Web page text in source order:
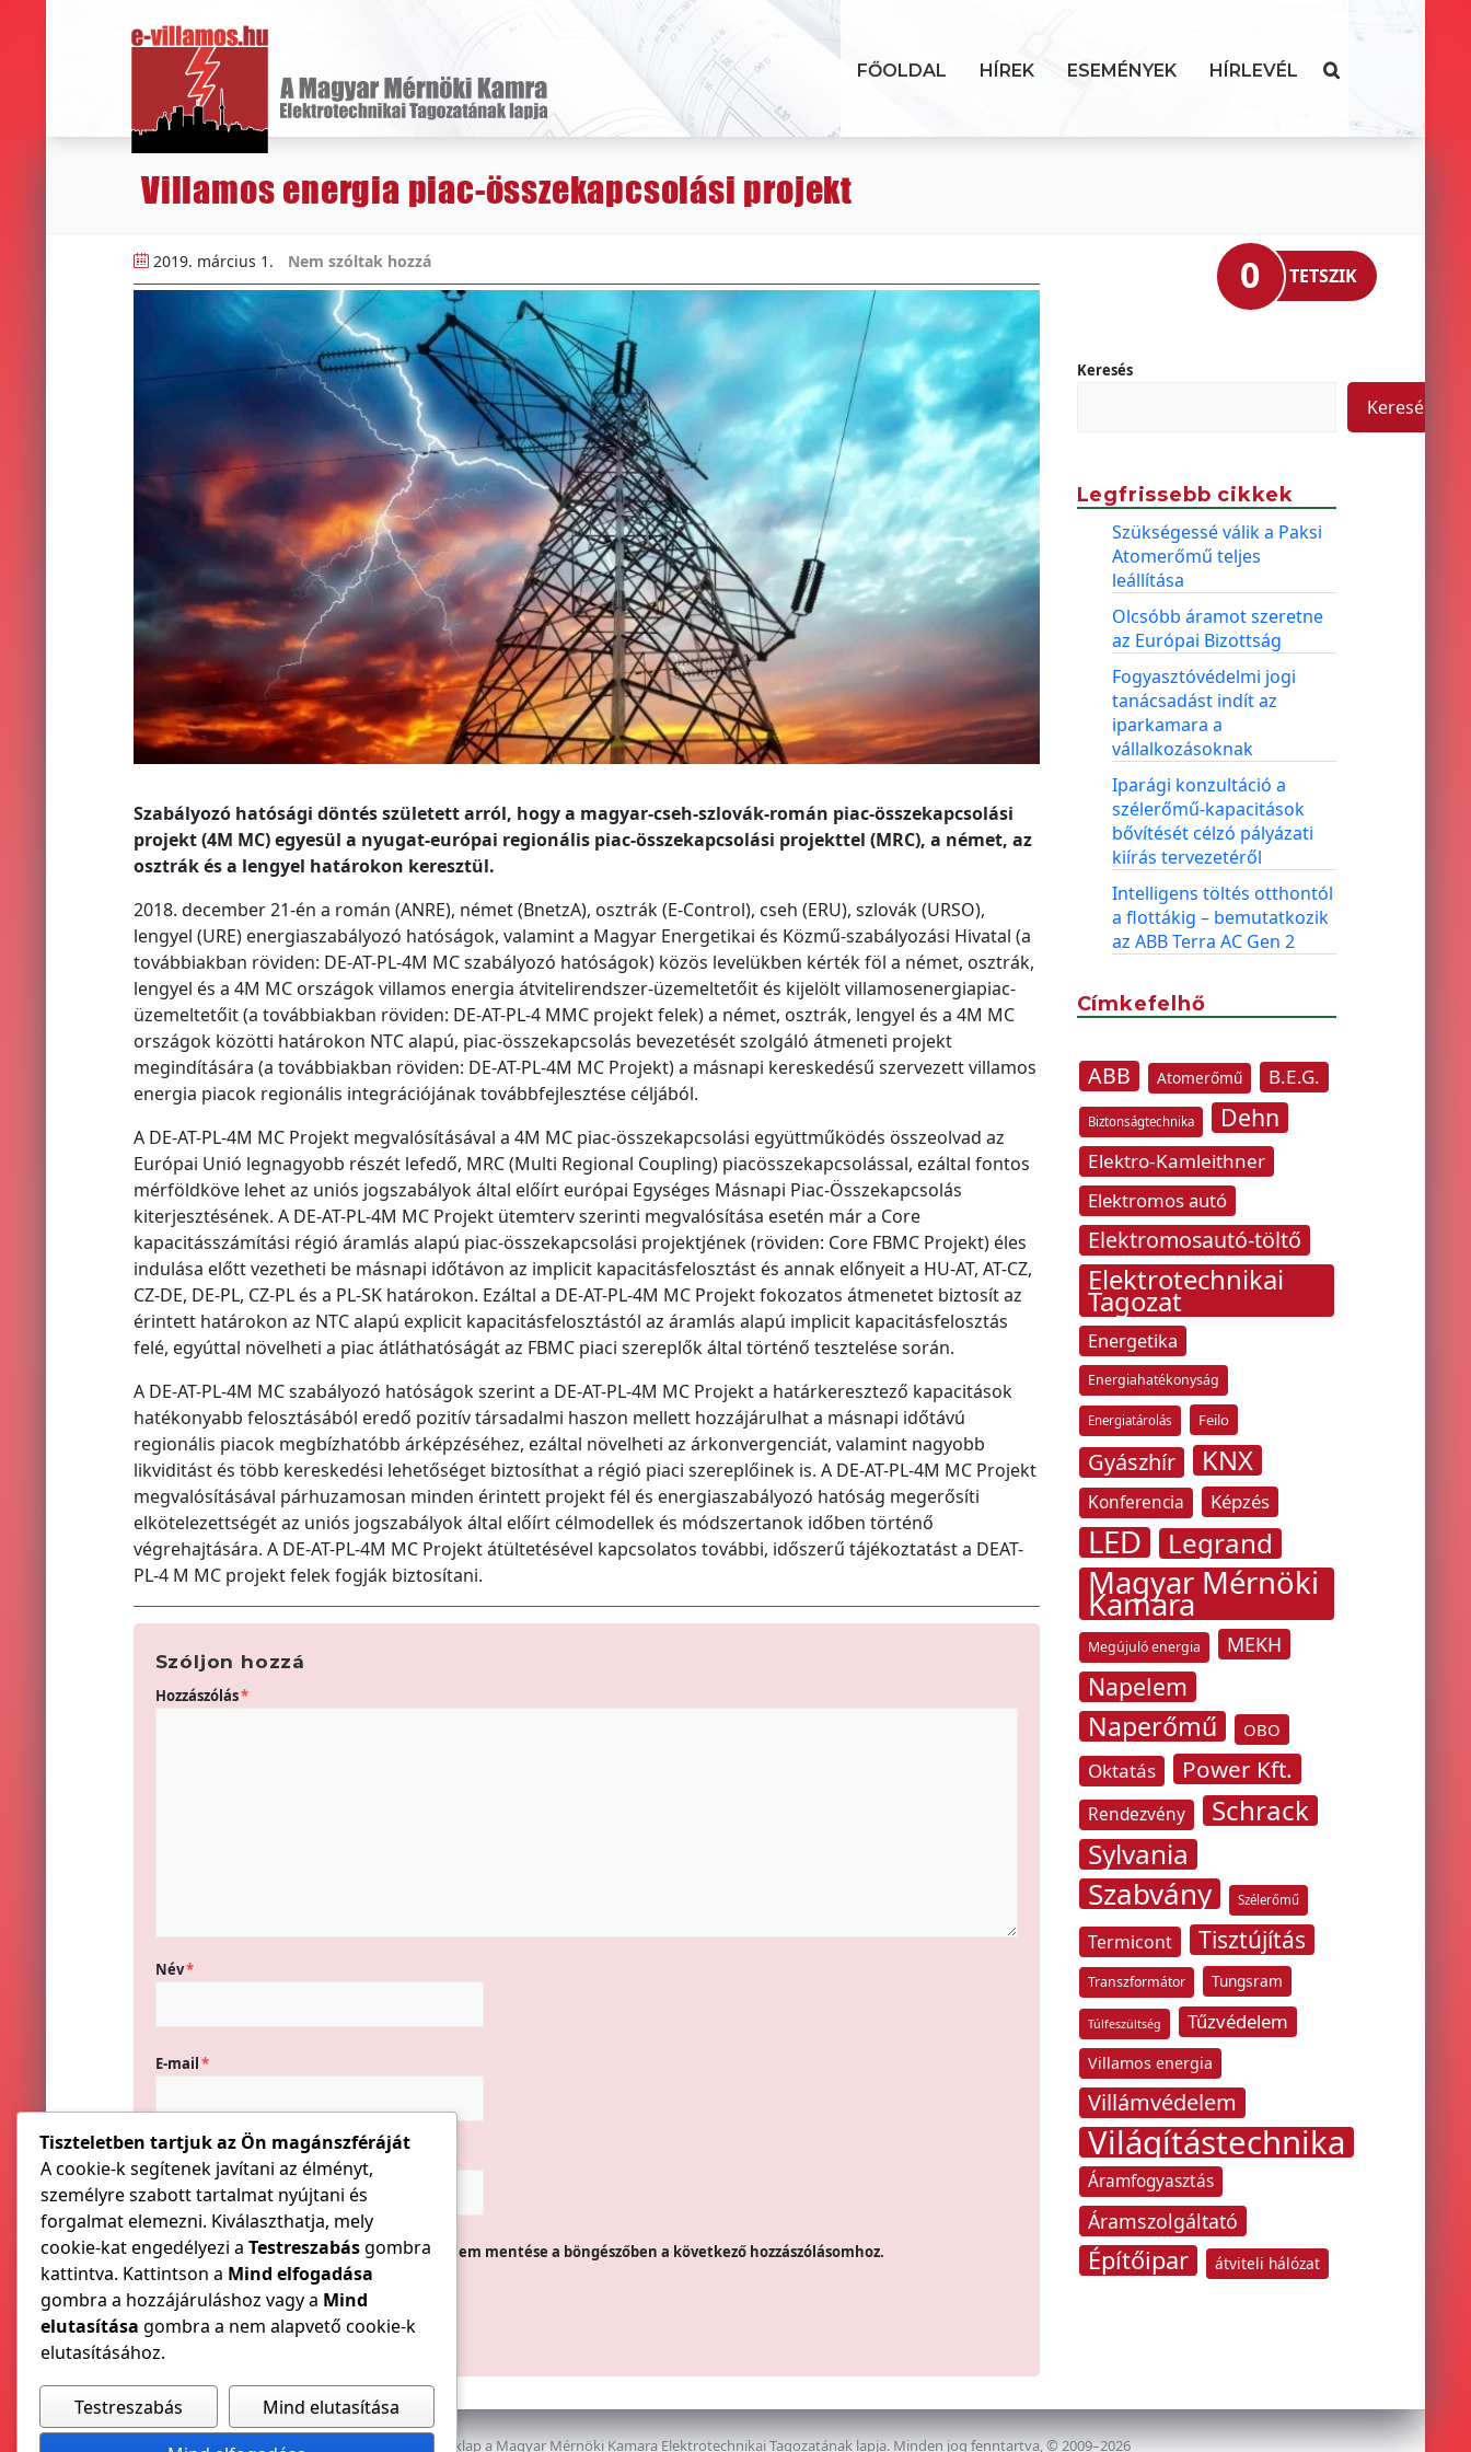
FŐOLDAL HÍREK ESEMÉNYEK HÍRLEVÉL
Villamos energia piac-összekapcsolási projekt
2019. március 1. Nem szóltak hozzá
Szabályozó hatósági döntés született arról, hogy a magyar-cseh-szlovák-román piac-összekapcsolási
projekt (4M MC) egyesül a nyugat-európai regionális piac-összekapcsolási projekttel (MRC), a német, az
osztrák és a lengyel határokon keresztül.
2018. december 21-én a román (ANRE), német (BnetzA), osztrák (E-Control), cseh (ERU), szlovák (URSO),
lengyel (URE) energiaszabályozó hatóságok, valamint a Magyar Energetikai és Közmű-szabályozási Hivatal (a
továbbiakban röviden: DE-AT-PL-4M MC szabályozó hatóságok) közös levelükben kérték föl a német, osztrák,
lengyel és a 4M MC országok villamos energia átvitelirendszer-üzemeltetőit és kijelölt villamosenergiapiac-
üzemeltetőit (a továbbiakban röviden: DE-AT-PL-4 MMC projekt felek) a német, osztrák, lengyel és a 4M MC
országok közötti határokon NTC alapú, piac-összekapcsolás bevezetését szolgáló átmeneti projekt
megindítására (a továbbiakban röviden: DE-AT-PL-4M MC Projekt) a másnapi kereskedésű szervezett villamos
energia piacok regionális integrációjának továbbfejlesztése céljából.
A DE-AT-PL-4M MC Projekt megvalósításával a 4M MC piac-összekapcsolási együttműködés összeolvad az
Európai Unió legnagyobb részét lefedő, MRC (Multi Regional Coupling) piacösszekapcsolással, ezáltal fontos
mérföldköve lehet az uniós jogszabályok által előírt európai Egységes Másnapi Piac-Összekapcsolás
kiterjesztésének. A DE-AT-PL-4M MC Projekt ütemterv szerinti megvalósítása esetén már a Core
kapacitásszámítási régió áramlás alapú piac-összekapcsolási projektjének (röviden: Core FBMC Projekt) éles
indulása előtt vezetheti be másnapi időtávon az implicit kapacitásfelosztást és annak előnyeit a HU-AT, AT-CZ,
CZ-DE, DE-PL, CZ-PL és a PL-SK határokon. Ezáltal a DE-AT-PL-4M MC Projekt fokozatos átmenetet biztosít az
érintett határokon az NTC alapú explicit kapacitásfelosztástól az áramlás alapú implicit kapacitásfelosztás
felé, egyúttal növelheti a piac átláthatóságát az FBMC piaci szereplők által történő tesztelése során.
A DE-AT-PL-4M MC szabályozó hatóságok szerint a DE-AT-PL-4M MC Projekt a határkeresztező kapacitások
hatékonyabb felosztásából eredő pozitív társadalmi haszon mellett hozzájárulhat a másnapi időtávú
regionális piacok megbízhatóbb árképzéséhez, ezáltal növelheti az árkonvergenciát, valamint nagyobb
likviditást és több kereskedési lehetőséget biztosíthat a régió piaci szereplőinek is. A DE-AT-PL-4M MC Projekt
megvalósításával párhuzamosan minden érintett projekt fél és energiaszabályozó hatóság megerősíti
elkötelezettségét az uniós jogszabályok által előírt célmodellek és módszertanok időben történő
végrehajtására. A DE-AT-PL-4M MC Projekt átültetésével kapcsolatos további, időszerű tájékoztatást a DEAT-
PL-4 M MC projekt felek fogják biztosítani.
Szóljon hozzá
Hozzászólás*
Név*
E-mail*
Honlap
A nevem, e-mail címem, és weboldalcímem mentése a böngészőben a következő hozzászólásomhoz.
0 TETSZIK
Keresés
Keresés
Legfrissebb cikkek
Szükségessé válik a Paksi
Atomerőmű teljes
leállítása
Olcsóbb áramot szeretne
az Európai Bizottság
Fogyasztóvédelmi jogi
tanácsadást indít az
iparkamara a
vállalkozásoknak
Iparági konzultáció a
szélerőmű-kapacitások
bővítését célzó pályázati
kiírás tervezetéről
Intelligens töltés otthontól
a flottákig – bemutatkozik
az ABB Terra AC Gen 2
Címkefelhő
ABB Atomerőmű B.E.G.
Biztonságtechnika Dehn
Elektro-Kamleithner
Elektromos autó
Elektromosautó-töltő
Elektrotechnikai
Tagozat
Energetika
Energiahatékonyság
Energiatárolás Feilo
Gyászhír KNX
Konferencia Képzés
LED Legrand
Magyar Mérnöki
Kamara
Megújuló energia MEKH
Napelem
Naperőmű OBO
Oktatás Power Kft.
Rendezvény
Schrack
Sylvania
Szabvány Szélerőmű
Termicont Tisztújítás
Transzformátor Tungsram
Túlfeszültség Tűzvédelem
Villamos energia
Villámvédelem
Világítástechnika
Áramfogyasztás
Áramszolgáltató
Építőipar átviteli hálózat
Az E-VILLAMOS szaklap a Magyar Mérnöki Kamara Elektrotechnikai Tagozatának lapja. Minden jog fenntartva, © 2009–2026
Tiszteletben tartjuk az Ön magánszféráját
A cookie-k segítenek javítani az élményt,
személyre szabott tartalmat nyújtani és
forgalmat elemezni. Kiválaszthatja, mely
cookie-kat engedélyezi a Testreszabásgombra
kattintva. Kattintson a Mind elfogadása
gombra a hozzájáruláshoz vagy a Mind
elutasítása gombra a nem alapvető cookie-k
elutasításához.
Testreszabás
Mind elutasítása